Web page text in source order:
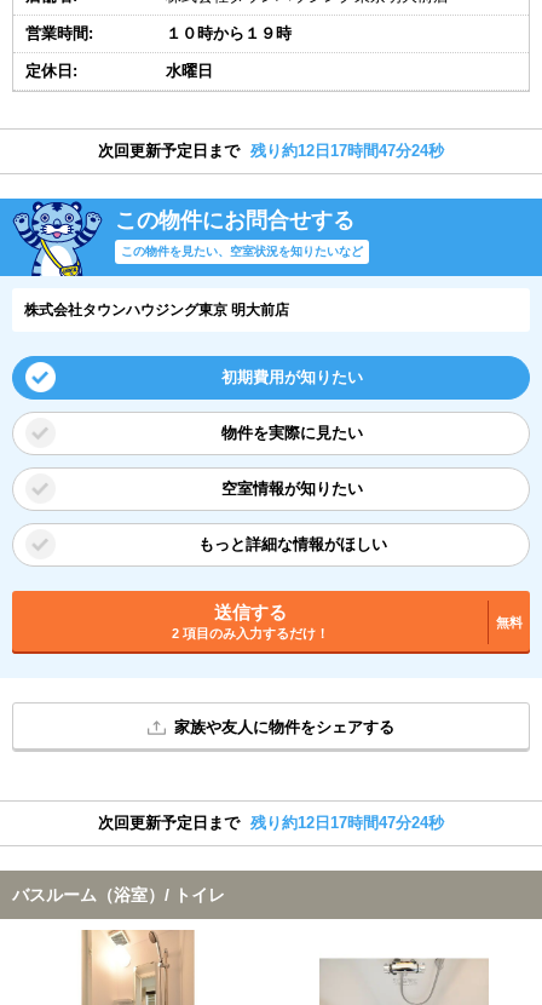
営業時間: １０時から１９時
定休日: 水曜日
次回更新予定日まで 残り約12日17時間47分23秒
この物件にお問合せする
この物件を見たい、空室状況を知りたいなど
株式会社タウンハウジング東京 明大前店
初期費用が知りたい
物件を実際に見たい
空室情報が知りたい
もっと詳細な情報がほしい
送信する
2 項目のみ入力するだけ！
無料
家族や友人に物件をシェアする
次回更新予定日まで 残り約12日17時間47分23秒
バスルーム（浴室）/ トイレ